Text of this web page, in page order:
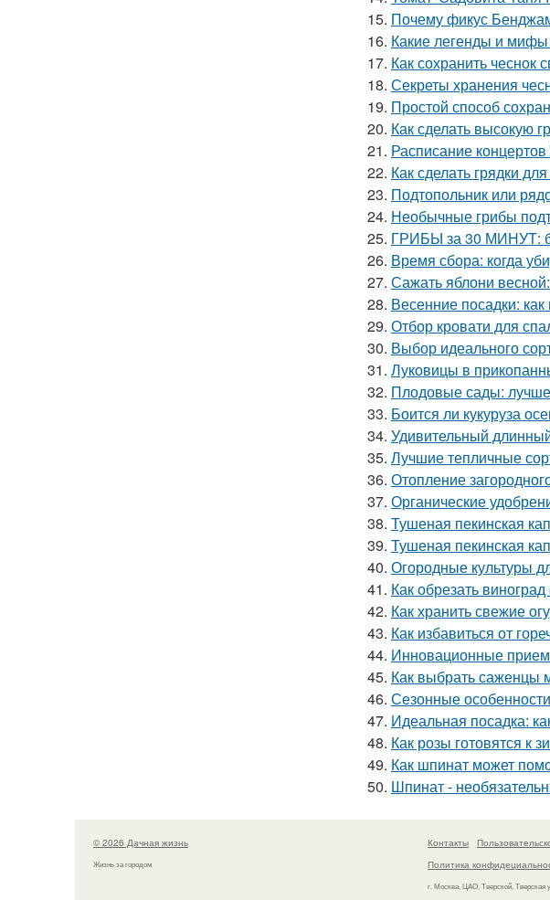
15. Почему фикус
16. Какие легенды и
17. Как сохранить
18. Секреты хранения
19. Простой способ
20. Как сделать высокую
21. Расписание
22. Как сделать грядки
23. Подтопольник или
24. Необычные грибы
25. ГРИБЫ за 30 МИНУТ:
26. Время сбора: когда
27. Сажать яблони
28. Весенние посадки:
29. Отбор кровати для
30. Выбор идеального
31. Луковицы в
32. Плодовые сады:
33. Боится ли кукуруза
34. Удивительный
35. Лучшие тепличные
36. Отопление
37. Органические
38. Тушеная пекинская
39. Тушеная пекинская
40. Огородные культуры
41. Как обрезать
42. Как хранить свежие
43. Как избавиться от
44. Инновационные
45. Как выбрать саженцы
46. Сезонные
47. Идеальная посадка:
48. Как розы готовятся к
49. Как шпинат может
50. Шпинат -
© 2026 Дачная жизнь
Жизнь за городом
Контакты
Политика
г. Москва, ЦАО, Тверской, Тверская